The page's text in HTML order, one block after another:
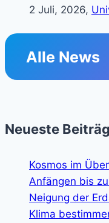
2 Juli, 2026,
Alle News
Neueste
Kosmos im
Anfängen bis
Neigung der
Klima